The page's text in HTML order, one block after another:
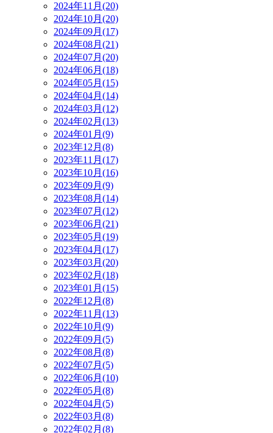
2024年11月(20)
2024年10月(20)
2024年09月(17)
2024年08月(21)
2024年07月(20)
2024年06月(18)
2024年05月(15)
2024年04月(14)
2024年03月(12)
2024年02月(13)
2024年01月(9)
2023年12月(8)
2023年11月(17)
2023年10月(16)
2023年09月(9)
2023年08月(14)
2023年07月(12)
2023年06月(21)
2023年05月(19)
2023年04月(17)
2023年03月(20)
2023年02月(18)
2023年01月(15)
2022年12月(8)
2022年11月(13)
2022年10月(9)
2022年09月(5)
2022年08月(8)
2022年07月(5)
2022年06月(10)
2022年05月(8)
2022年04月(5)
2022年03月(8)
2022年02月(8)